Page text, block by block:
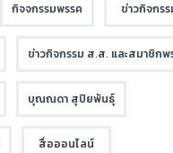
กิจจกรรมพรรค ข่าวกิจกรร
ข่าวกิจกรรม ส.ส. และสมาชิกพ
บุณณดา สุปิยพันธุ์
สื่อออนไลน์